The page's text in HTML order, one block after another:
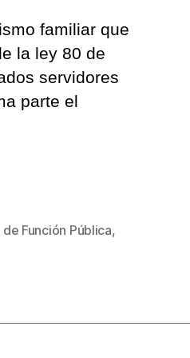
familiar que
la ley 80 de
servidores
parte el
Función Pública,